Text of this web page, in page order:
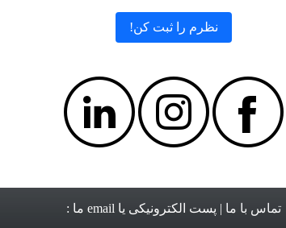
تماس با ما | پست الکترونیکی یا email ما :